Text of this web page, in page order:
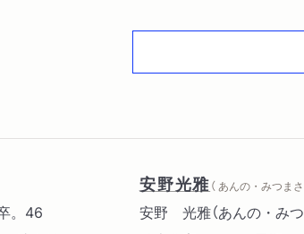
ねむい（チェーホフ）
ヴァルドマル師の病症の真
そったく（幸田文）
。46
安野光雅（ あんの・みつまさ
安野 光雅（あんの・み